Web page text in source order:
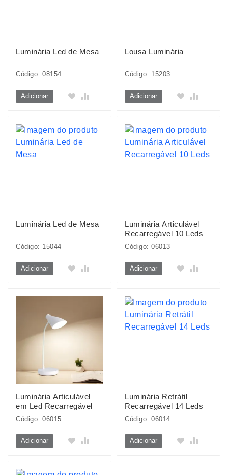
Luminária Led de Mesa
Código: 08154
Adicionar
Lousa Luminária
Código: 15203
Adicionar
Luminária Led de Mesa
Código: 15044
Adicionar
Luminária Articulável
Recarregável 10 Leds
Código: 06013
Adicionar
Luminária Articulável
em Led Recarregável
Código: 06015
Adicionar
Luminária Retrátil
Recarregável 14 Leds
Código: 06014
Adicionar